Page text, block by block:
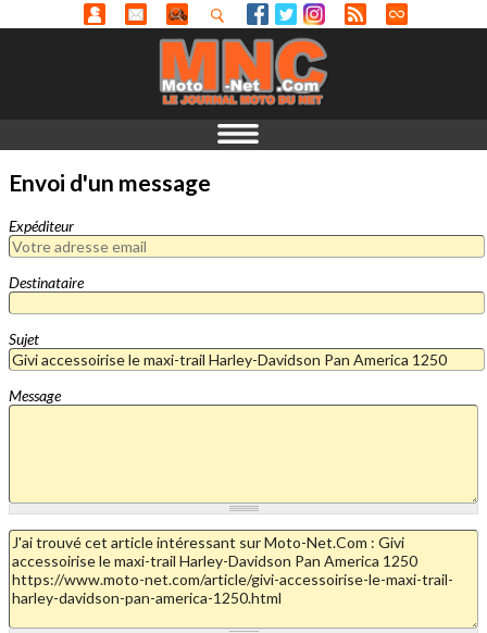
Envoi d'un message
Expéditeur
Destinataire
Sujet
Message